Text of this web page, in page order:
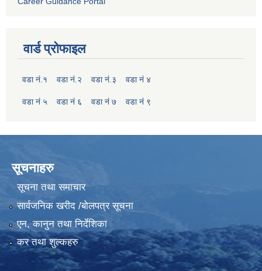
वार्ड प्रोफाइल
वडा नं.१ वडा नं.२ वडा नं.३ वडा नं ४
वडा नं ५ वडा नं ६ वडा नं ७ वडा नं ९
सूचनाहरु
सूचना तथा समाचार
सार्वजनिक खरीद /बोलपत्र सूचना
एन, कानुन तथा निर्देशिका
कर तथा शुल्कहरु